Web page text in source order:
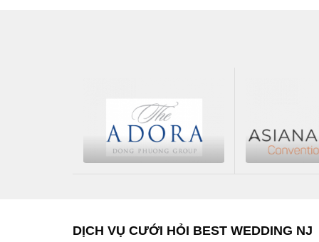
DỊCH VỤ CƯỚI HỎI BEST WEDDING NJ